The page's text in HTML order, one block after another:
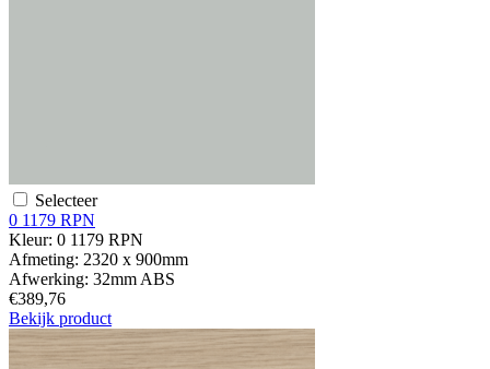
Selecteer
0 1179 RPN
Kleur: 0 1179 RPN
Afmeting: 2320 x 900mm
Afwerking: 32mm ABS
€389,76
Bekijk product